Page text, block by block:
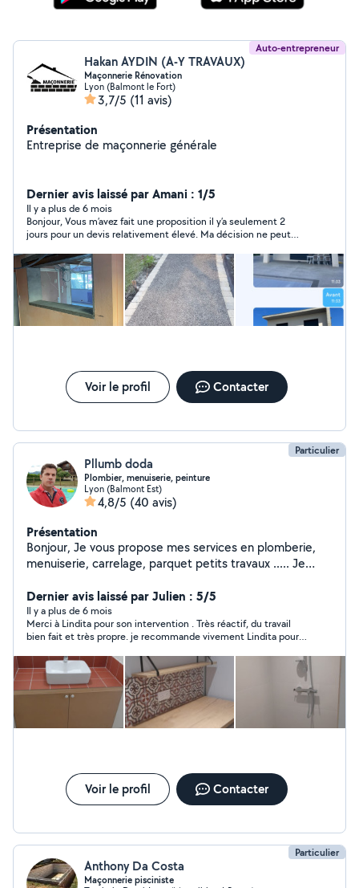
Auto-entrepreneur
Hakan AYDIN (A-Y TRAVAUX)
Maçonnerie Rénovation
Lyon (Balmont le Fort)
3,7/5 (11 avis)
Présentation
Entreprise de maçonnerie générale
Dernier avis laissé par Amani : 1/5
Il y a plus de 6 mois
Bonjour, Vous m’avez fait une proposition il y’a seulement 2
jours pour un devis relativement élevé. Ma décision ne peut
Bonne continuation
Voir le profil Contacter
Particulier
Pllumb doda
Plombier, menuiserie, peinture
Lyon (Balmont Est)
4,8/5 (40 avis)
Présentation
Bonjour, Je vous propose mes services en plomberie,
menuiserie, carrelage, parquet petits travaux ..... Je
bien ce travail, je travail à plein temps, alors je fais ça en
temps libre l'après-midi et le week-end. Personne
sérieuse et a qui on peut faire confiance. contactez moi
pour plus d'informations. CORDIALEMENT
Dernier avis laissé par Julien : 5/5
Il y a plus de 6 mois
Merci à Lindita pour son intervention . Très réactif, du travail
bien fait et très propre. je recommande vivement Lindita pour
Voir le profil Contacter
Particulier
Anthony Da Costa
Maçonnerie pisciniste